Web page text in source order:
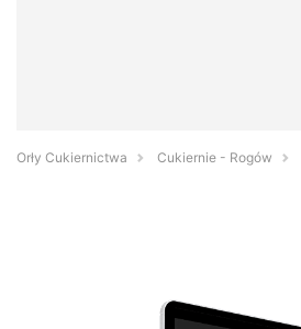
Orły Cukiernictwa Cukiernie - Rogów